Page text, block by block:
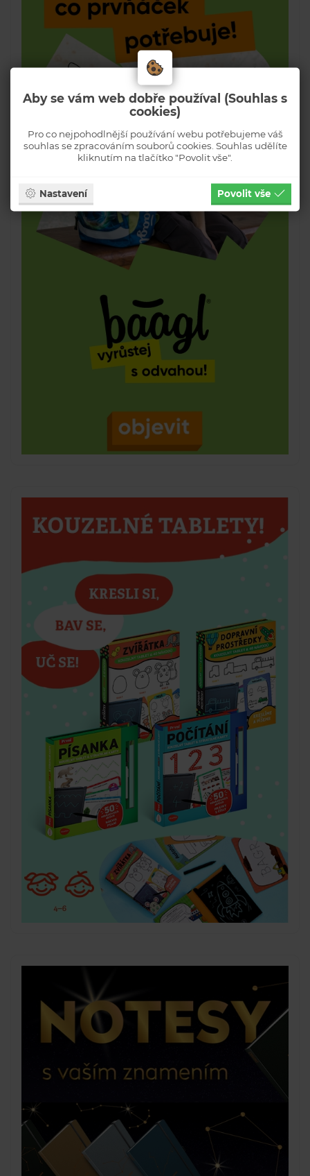
Aby se vám web dobře používal (Souhlas s
cookies)
Pro co nejpohodlnější používání webu potřebujeme váš
souhlas se zpracováním souborů cookies. Souhlas udělíte
kliknutím na tlačítko "Povolit vše".
Nastavení Povolit vše